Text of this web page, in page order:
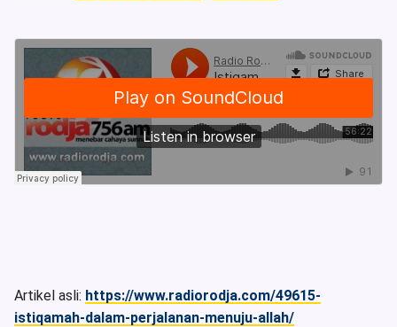
Artikel asli: https://www.radiorodja.com/49615-
istiqamah-dalam-perjalanan-menuju-allah/